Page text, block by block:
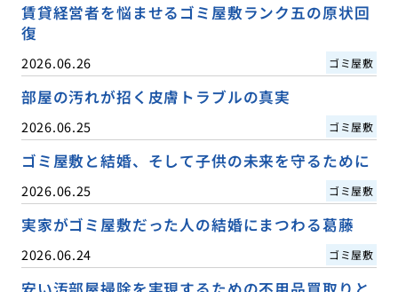
賃貸経営者を悩ませるゴミ屋敷ランク五の原状回
復
2026.06.26 ゴミ屋敷
部屋の汚れが招く皮膚トラブルの真実
2026.06.25 ゴミ屋敷
ゴミ屋敷と結婚、そして子供の未来を守るために
2026.06.25 ゴミ屋敷
実家がゴミ屋敷だった人の結婚にまつわる葛藤
2026.06.24 ゴミ屋敷